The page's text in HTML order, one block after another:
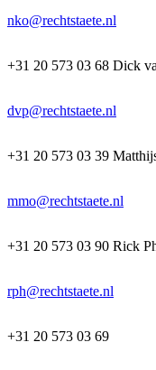
nko@rechtstaete.nl
+31 20 573 03 68 Dick
dvp@rechtstaete.nl
+31 20 573 03 39
mmo@rechtstaete.nl
+31 20 573 03 90 Rick
rph@rechtstaete.nl
+31 20 573 03 69